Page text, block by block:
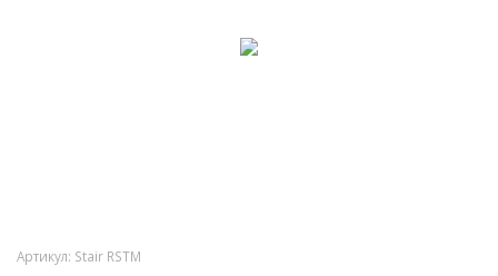
Артикул: Stair RSTM